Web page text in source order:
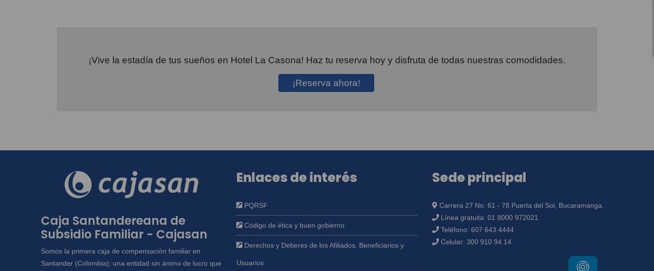
¡Vive la estadía de tus sueños en Hotel La Casona! Haz tu reserva hoy y disfruta de todas nuestras comodidades.
¡Reserva ahora!
Caja Santandereana de
Subsidio Familiar - Cajasan
Somos la primera caja de compensación familiar en
Santander (Colombia); una entidad sin ánimo de lucro que
Enlaces de interés
PQRSF
Código de ética y buen gobierno
Derechos y Deberes de los Afiliados, Beneficiarios y
Usuarios
Sede principal
Carrera 27 No. 61 - 78 Puerta del Sol, Bucaramanga.
Línea gratuita: 01 8000 972021
Teléfono: 607 643 4444
Celular: 300 910 94 14